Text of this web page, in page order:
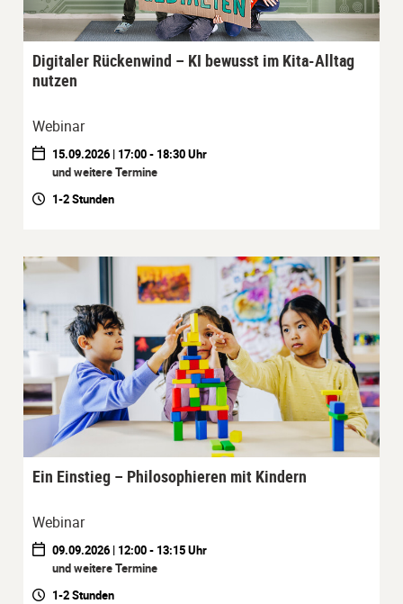
Digitaler Rückenwind – KI bewusst im Kita-Alltag
nutzen
Webinar
15.09.2026 | 17:00 - 18:30 Uhr
und weitere Termine
1-2 Stunden
Ein Einstieg – Philosophieren mit Kindern
Webinar
09.09.2026 | 12:00 - 13:15 Uhr
und weitere Termine
1-2 Stunden